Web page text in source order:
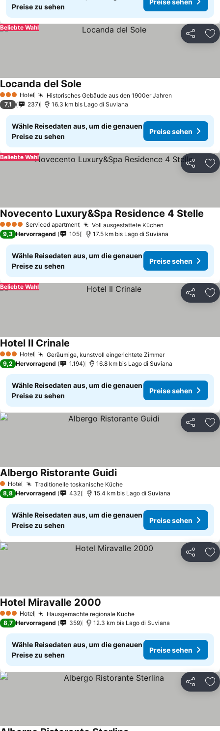
Preise zu sehen
Teilen
Beliebte Wahl
3 SterneHotel Historisches Gebäude aus den 1900er Jahren
Locanda del Sole
7,1 237 16.3 km bis Lago di Suviana
Wähle Reisedaten aus, um die genauen
Preise zu sehen
Preise sehen
Teilen
Beliebte Wahl
4 Sterne Serviced apartment Voll ausgestattete Küchen
Novecento Luxury&Spa Residence 4 Stelle
9,3 Hervorragend 105 17.5 km bis Lago di Suviana
Wähle Reisedaten aus, um die genauen
Preise zu sehen
Preise sehen
Teilen
Beliebte Wahl
3 SterneHotel Geräumige, kunstvoll eingerichtete Zimmer
Hotel Il Crinale
9,2 Hervorragend 1.194 16.8 km bis Lago di Suviana
Wähle Reisedaten aus, um die genauen
Preise zu sehen
Preise sehen
Teilen
1 Sterne
Hotel Traditionelle toskanische Küche
Albergo Ristorante Guidi
8,8 Hervorragend 432 15.4 km bis Lago di Suviana
Wähle Reisedaten aus, um die genauen
Preise zu sehen
Preise sehen
Teilen
3 SterneHotel Hausgemachte regionale Küche
Hotel Miravalle 2000
8,7 Hervorragend 359 12.3 km bis Lago di Suviana
Wähle Reisedaten aus, um die genauen
Preise zu sehen
Preise sehen
Teilen